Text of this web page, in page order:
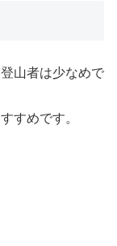
山者は少なめで
すめです。